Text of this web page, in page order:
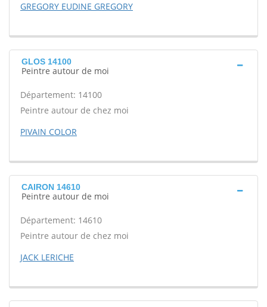
GREGORY EUDINE GREGORY
GLOS 14100
Peintre autour de moi
Département: 14100
Peintre autour de chez moi
PIVAIN COLOR
CAIRON 14610
Peintre autour de moi
Département: 14610
Peintre autour de chez moi
JACK LERICHE